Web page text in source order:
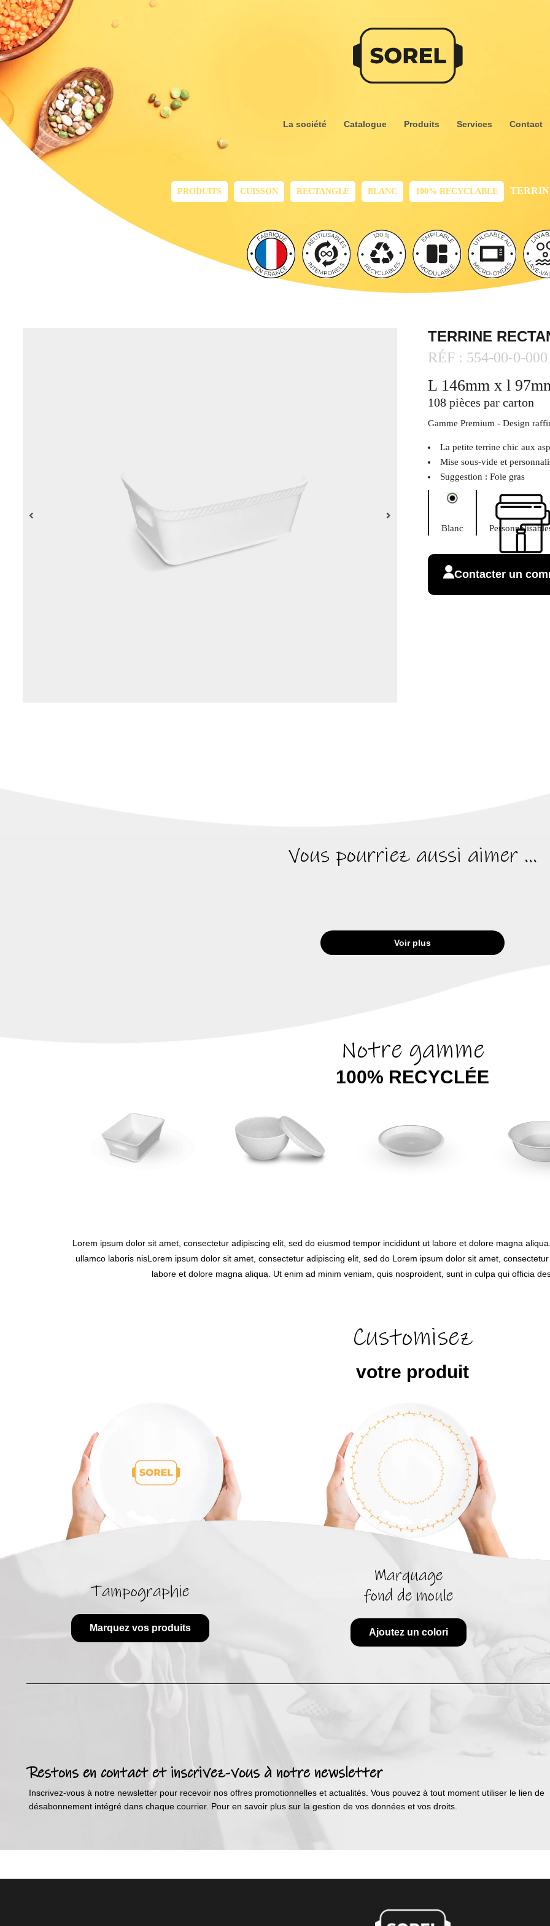
La société Catalogue Produits Services Contact
PRODUITS CUISSON RECTANGLE BLANC 100% RECYCLABLE
TERRINE
RÉF : 554-00-0-
L 146mm x l
108 pièces par carton
Gamme Premium - Design
La petite terrine chic aux
Mise sous-vide et
Suggestion : Foie gras
Blanc
Contacter un
Vous pourriez aussi aimer ...
Voir plus
Notre gamme
100% RECYCLÉE
Lorem ipsum dolor sit amet, consectetur adipiscing elit, sed do eiusmod tempor incididunt ut labore et dolore magna
ullamco laboris nisLorem ipsum dolor sit amet, consectetur adipiscing elit, sed do Lorem ipsum dolor sit amet,
labore et dolore magna aliqua. Ut enim ad minim veniam, quis nosproident, sunt in culpa qui officia
Customisez
votre produit
Tampographie
Marquez vos produits
Marquage
fond de moule
Ajoutez un colori
Restons en contact et inscrivez-vous à notre newsletter
Inscrivez-vous à notre newsletter pour recevoir nos offres promotionnelles et actualités. Vous pouvez à tout moment utiliser le lien de
désabonnement intégré dans chaque courrier. Pour en savoir plus sur la gestion de vos données et vos droits.